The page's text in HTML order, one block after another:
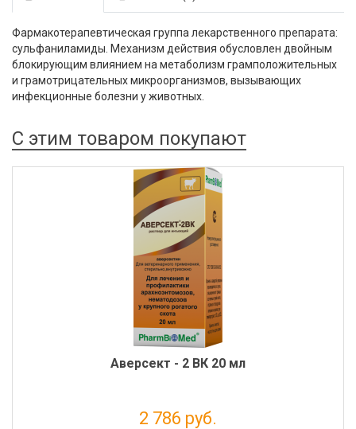
Фармакотерапевтическая группа лекарственного препарата:
сульфаниламиды. Механизм действия обусловлен двойным
блокирующим влиянием на метаболизм грамположительных
и грамотрицательных микроорганизмов, вызывающих
инфекционные болезни у животных.
С этим товаром покупают
Аверсект - 2 ВК 20 мл
2 786 руб.